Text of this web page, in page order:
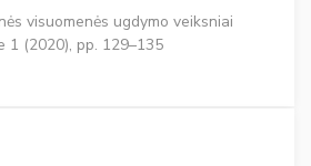
visuomenės ugdymo veiksniai
1 (2020), pp. 129–135